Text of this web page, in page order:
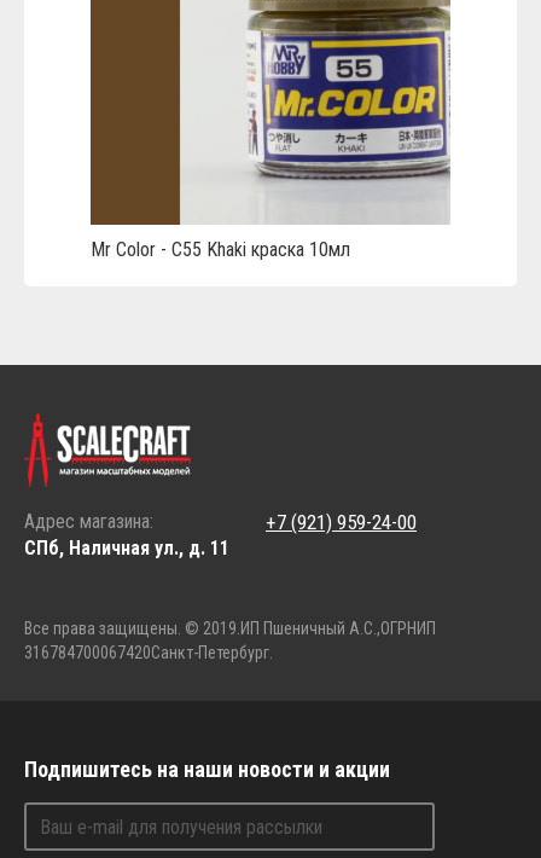
Mr Color - C55 Khaki краска 10мл
Адрес магазина:
СПб, Наличная ул., д. 11
+7 (921) 959-24-00
Все права защищены. © 2019. ИП Пшеничный А.С.,ОГРНИП
316784700067420Санкт-Петербург.
Подпишитесь на наши новости и акции